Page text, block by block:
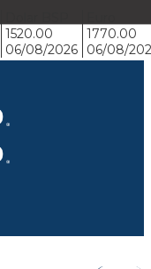
1520.00
06/08/2026
1770.00
06/08/